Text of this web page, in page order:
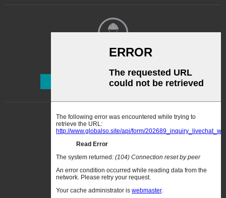
Ṣe Alabapin